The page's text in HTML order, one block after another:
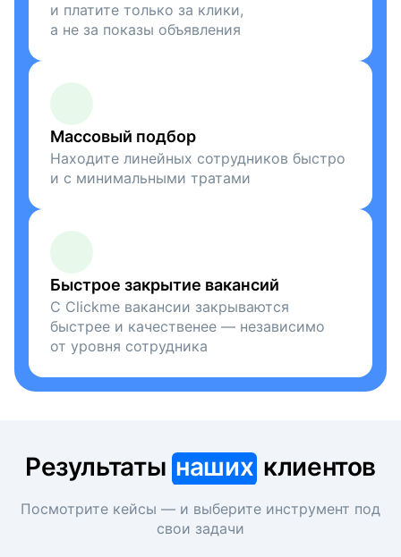
и платите только за клики,
а не за показы объявления
Массовый подбор
Находите линейных сотрудников быстро
и с минимальными тратами
Быстрое закрытие вакансий
С Clickme вакансии закрываются
быстрее и качественее — независимо
от уровня сотрудника
Результатынаших клиентов
Посмотрите кейсы — и выберите инструмент под
свои задачи